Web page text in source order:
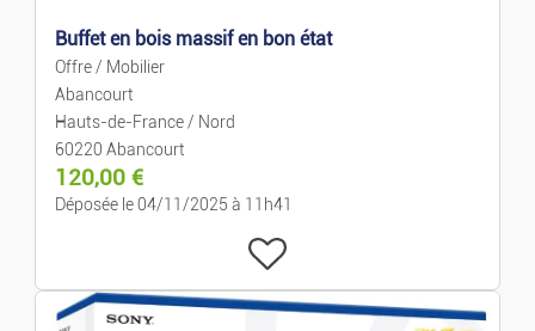
Buffet en bois massif en bon état
Offre / Mobilier
Abancourt
Hauts-de-France / Nord
60220 Abancourt
120,00 €
Déposée le 04/11/2025 à 11h41